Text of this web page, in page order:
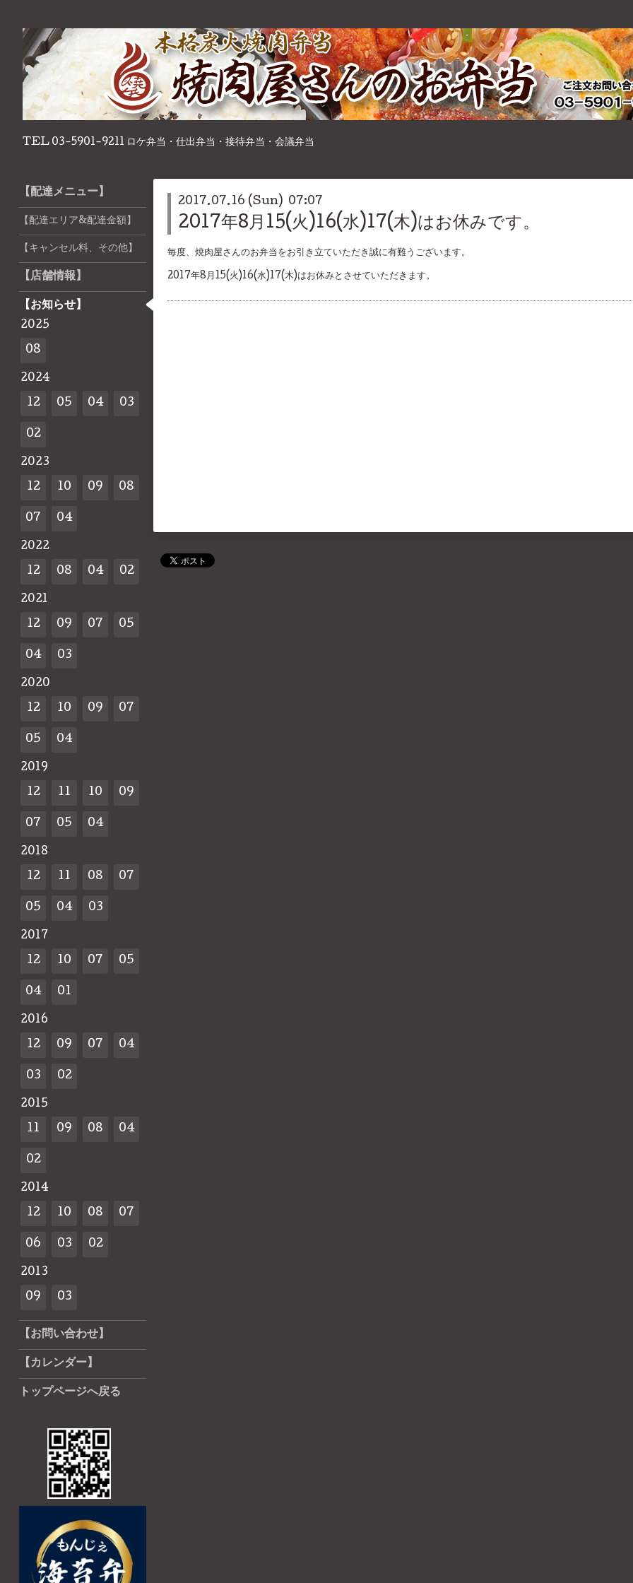
TEL 03-5901-9211 ロケ弁当・仕出弁当・接待弁当・会議弁当
2017.07.16 (Sun) 07:07
2017年8月15(火)16(水)17(木)はお休みです。
毎度、焼肉屋さんのお弁当をお引き立ていただき誠に有難うございます。
2017年8月15(火)16(水)17(木)はお休みとさせていただきます。
【配達メニュー】
【配達エリア&配達金額】
【キャンセル料、その他】
【店舗情報】
【お知らせ】
2025
08
2024
12 05 04 03
02
2023
12 10 09 08
07 04
2022
12 08 04 02
2021
12 09 07 05
04 03
2020
12 10 09 07
05 04
2019
12 11 10 09
07 05 04
2018
12 11 08 07
05 04 03
2017
12 10 07 05
04 01
2016
12 09 07 04
03 02
2015
11 09 08 04
02
2014
12 10 08 07
06 03 02
2013
09 03
【お問い合わせ】
【カレンダー】
トップページへ戻る